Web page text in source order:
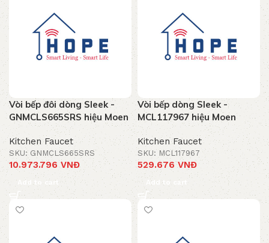
Vòi bếp đôi dòng Sleek -
GNMCLS665SRS hiệu Moen
Kitchen Faucet
SKU: GNMCLS665SRS
10.973.796VNĐ
Add to cart
Vòi bếp dòng Sleek -
MCL117967 hiệu Moen
Kitchen Faucet
SKU: MCL117967
529.676VNĐ
Add to cart